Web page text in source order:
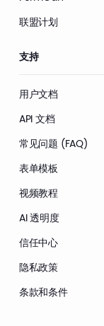
联盟计划
支持
用户文档
API 文档
常见问题 (FAQ)
表单模板
视频教程
AI 透明度
信任中心
隐私政策
条款和条件